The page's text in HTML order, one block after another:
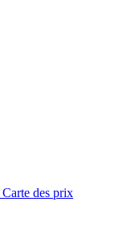
Carte des prix